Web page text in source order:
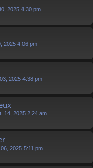
2025 4:30 pm
2025 4:06 pm
2025 4:38 pm
14, 2025 2:24 am
2025 5:11 pm